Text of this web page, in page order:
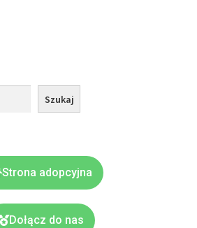
Szukaj
Strona adopcyjna
Dołącz do nas